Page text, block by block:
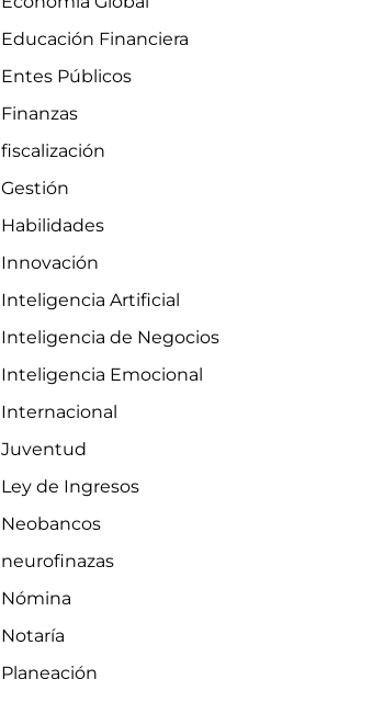
Educación Financiera
Entes Públicos
Finanzas
fiscalización
Gestión
Habilidades
Innovación
Inteligencia Artificial
Inteligencia de Negocios
Inteligencia Emocional
Internacional
Juventud
Ley de Ingresos
Neobancos
neurofinazas
Nómina
Notaría
Planeación